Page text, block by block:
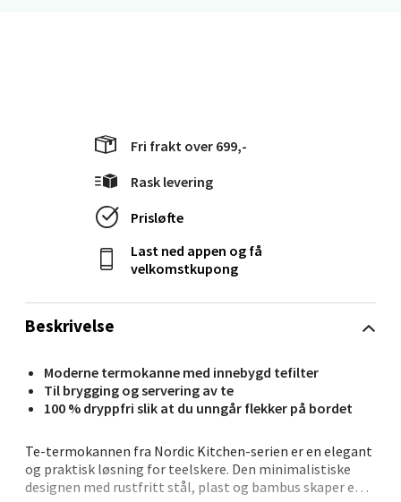
Beskrivelse
Moderne termokanne med innebygd tefilter
Til brygging og servering av te
100 % dryppfri slik at du unngår flekker på bordet
Te-termokannen fra Nordic Kitchen-serien er en elegant
og praktisk løsning for teelskere. Den minimalistiske
designen med rustfritt stål, plast og bambus skaper en
Fri frakt over 699,-
Rask levering
Prisløfte
Last ned appen og få
velkomstkupong
Stavanger og Sandnes - Thon
Senter Madla
Madlakrossen nr 9, 4042 Stavanger
Åpent i dag 10-20
Moafjæra 14, 7606 Levanger
Åpent i dag 10-20